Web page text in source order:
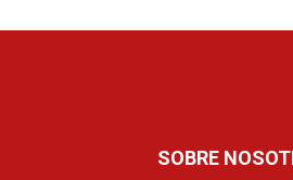
SOBRE